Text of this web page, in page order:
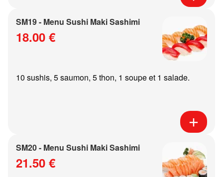
SM19 - Menu Sushi Maki Sashimi
18.00 €
10 sushis, 5 saumon, 5 thon, 1 soupe et 1 salade.
SM20 - Menu Sushi Maki Sashimi
21.50 €